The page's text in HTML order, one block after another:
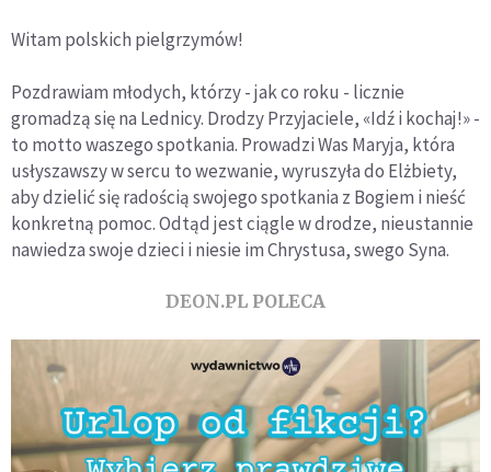
Witam polskich pielgrzymów!
Pozdrawiam młodych, którzy - jak co roku - licznie
gromadzą się na Lednicy. Drodzy Przyjaciele, «Idź i kochaj!» -
to motto waszego spotkania. Prowadzi Was Maryja, która
usłyszawszy w sercu to wezwanie, wyruszyła do Elżbiety,
aby dzielić się radością swojego spotkania z Bogiem i nieść
konkretną pomoc. Odtąd jest ciągle w drodze, nieustannie
nawiedza swoje dzieci i niesie im Chrystusa, swego Syna.
DEON.PL POLECA